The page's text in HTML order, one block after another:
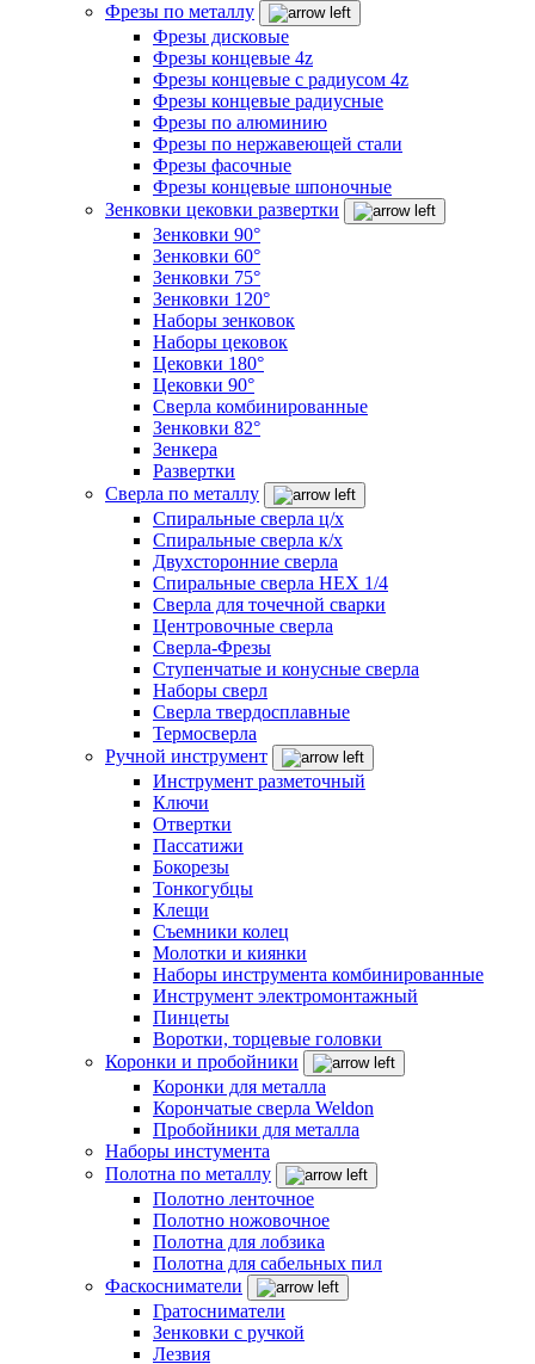
Фрезы по металлу
Фрезы дисковые
Фрезы концевые 4z
Фрезы концевые с радиусом 4z
Фрезы концевые радиусные
Фрезы по алюминию
Фрезы по нержавеющей стали
Фрезы фасочные
Фрезы концевые шпоночные
Зенковки цековки развертки
Зенковки 90°
Зенковки 60°
Зенковки 75°
Зенковки 120°
Наборы зенковок
Наборы цековок
Цековки 180°
Цековки 90°
Сверла комбинированные
Зенковки 82°
Зенкера
Развертки
Сверла по металлу
Спиральные сверла ц/х
Спиральные сверла к/х
Двухсторонние сверла
Спиральные сверла HEX 1/4
Сверла для точечной сварки
Центровочные сверла
Сверла-Фрезы
Ступенчатые и конусные сверла
Наборы сверл
Сверла твердосплавные
Термосверла
Ручной инструмент
Инструмент разметочный
Ключи
Отвертки
Пассатижи
Бокорезы
Тонкогубцы
Клещи
Съемники колец
Молотки и киянки
Наборы инструмента комбинированные
Инструмент электромонтажный
Пинцеты
Воротки, торцевые головки
Коронки и пробойники
Коронки для металла
Корончатые сверла Weldon
Пробойники для металла
Наборы инстумента
Полотна по металлу
Полотно ленточное
Полотно ножовочное
Полотна для лобзика
Полотна для сабельных пил
Фаскосниматели
Гратосниматели
Зенковки с ручкой
Лезвия